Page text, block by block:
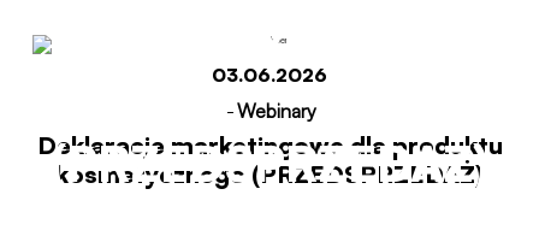
kosmetycznego
(PRZEDSPRZEDAŻ)
03.06.2026
-Webinary
Deklaracje marketingowe dla produktu
kosmetycznego (PRZEDSPRZEDAŻ)